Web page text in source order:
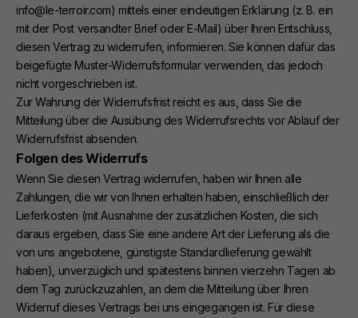
info@le-terroir.com) mittels einer eindeutigen Erklärung (z. B. ein
mit der Post versandter Brief oder E-Mail) über Ihren Entschluss,
diesen Vertrag zu widerrufen, informieren. Sie können dafür das
beigefügte Muster-Widerrufsformular verwenden, das jedoch
nicht vorgeschrieben ist.
Zur Wahrung der Widerrufsfrist reicht es aus, dass Sie die
Mitteilung über die Ausübung des Widerrufsrechts vor Ablauf der
Widerrufsfrist absenden.
Folgen des Widerrufs
Wenn Sie diesen Vertrag widerrufen, haben wir Ihnen alle
Zahlungen, die wir von Ihnen erhalten haben, einschließlich der
Lieferkosten (mit Ausnahme der zusätzlichen Kosten, die sich
daraus ergeben, dass Sie eine andere Art der Lieferung als die
von uns angebotene, günstigste Standardlieferung gewählt
haben), unverzüglich und spätestens binnen vierzehn Tagen ab
dem Tag zurückzuzahlen, an dem die Mitteilung über Ihren
Widerruf dieses Vertrags bei uns eingegangen ist. Für diese